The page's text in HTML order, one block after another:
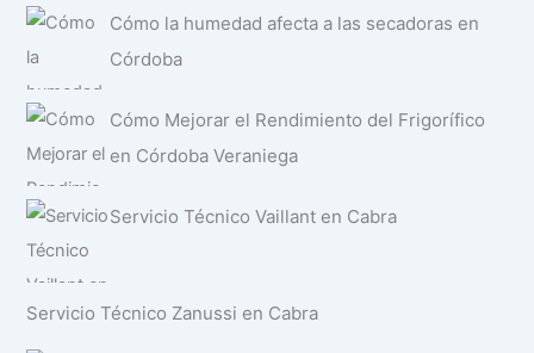
Cómo la humedad afecta a las secadoras en
Córdoba
Cómo Mejorar el Rendimiento del Frigorífico
en Córdoba Veraniega
Servicio Técnico Vaillant en Cabra
Servicio Técnico Zanussi en Cabra